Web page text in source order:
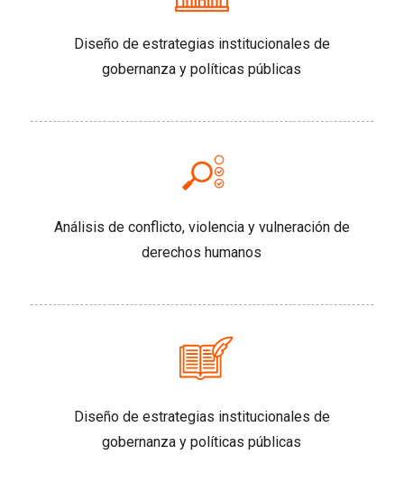
Diseño de estrategias institucionales de
gobernanza y políticas públicas
Análisis de conflicto, violencia y vulneración de
derechos humanos
Diseño de estrategias institucionales de
gobernanza y políticas públicas